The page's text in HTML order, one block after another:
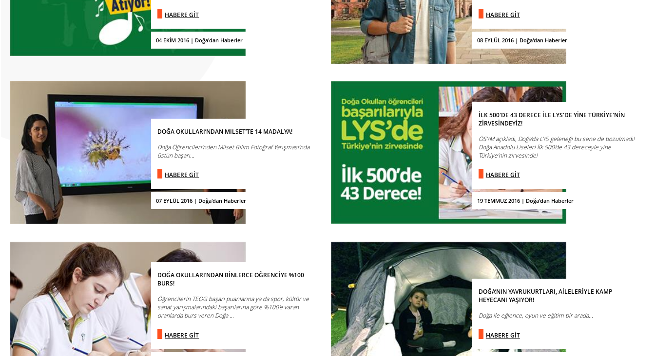
04 EKİM 2016 | Doğa'dan Haberler
HABERE GİT
08 EYLÜL 2016 | Doğa'dan Haberler
HABERE GİT
07 EYLÜL 2016 | Doğa'dan Haberler
DOĞA OKULLARI’NDAN MILSET’TE 14 MADALYA!
Doğa Öğrencileri’nden Milset Bilim Fotoğraf Yarışması’nda
üstün başarı…
HABERE GİT
19 TEMMUZ 2016 | Doğa'dan Haberler
İLK 500'DE 43 DERECE İLE LYS'DE YİNE TÜRKİYE'NİN
ZİRVESİNDEYİZ!
ÖSYM açıkladı, Doğa'da LYS geleneği bu sene de bozulmadı!
Doğa Anadolu Liseleri İlk 500'de 43 dereceyle yine
Türkiye'nin zirvesinde!
HABERE GİT
DOĞA OKULLARI’NDAN BİNLERCE ÖĞRENCİYE %100
BURS!
Öğrencilerin TEOG başarı puanlarına ya da spor, kültür ve
sanat yarışmalarındaki başarılarına göre %100'e varan
oranlarda burs veren Doğa ...
HABERE GİT
DOĞA’NIN YAVRUKURTLARI, AİLELERİYLE KAMP
HEYECANI YAŞIYOR!
Doğa ile eğlence, oyun ve eğitim bir arada...
HABERE GİT